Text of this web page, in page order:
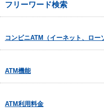
フリーワード検索
コンビニATM（イーネット、ロー
ATM機能
ATM利用料金